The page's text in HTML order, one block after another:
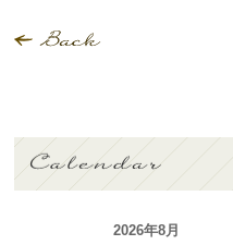
2026年8月